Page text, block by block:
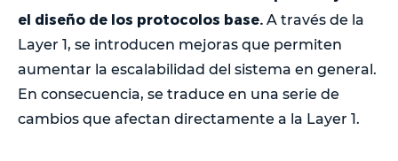
el diseño de los protocolos base. A través de la
Layer 1, se introducen mejoras que permiten
aumentar la escalabilidad del sistema en general.
En consecuencia, se traduce en una serie de
cambios que afectan directamente a la Layer 1.